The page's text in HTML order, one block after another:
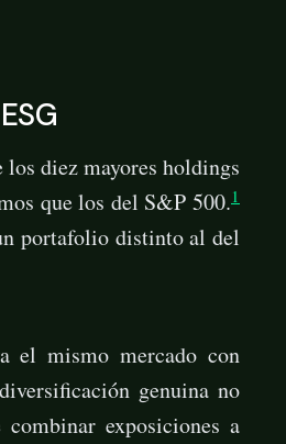
los diez mayores holdings
que los del S&P 500.1
portafolio distinto al del
el mismo mercado con
genuina no
exposiciones a